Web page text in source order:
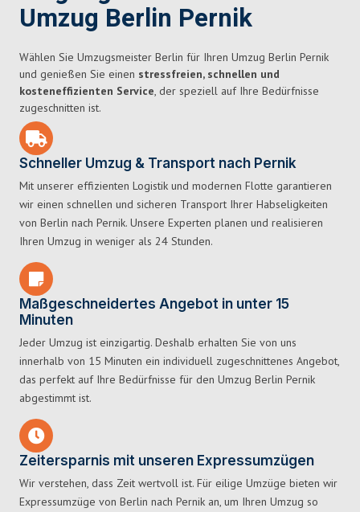
Umzug Berlin Pernik
Wählen Sie Umzugsmeister Berlin für Ihren Umzug Berlin Pernik
und genießen Sie einen stressfreien, schnellen und
kosteneffizienten Service, der speziell auf Ihre Bedürfnisse
zugeschnitten ist.
Schneller Umzug & Transport nach Pernik
Mit unserer effizienten Logistik und modernen Flotte garantieren
wir einen schnellen und sicheren Transport Ihrer Habseligkeiten
von Berlin nach Pernik. Unsere Experten planen und realisieren
Ihren Umzug in weniger als 24 Stunden.
Maßgeschneidertes Angebot in unter 15
Minuten
Jeder Umzug ist einzigartig. Deshalb erhalten Sie von uns
innerhalb von 15 Minuten ein individuell zugeschnittenes Angebot,
das perfekt auf Ihre Bedürfnisse für den Umzug Berlin Pernik
abgestimmt ist.
Zeitersparnis mit unseren Expressumzügen
Wir verstehen, dass Zeit wertvoll ist. Für eilige Umzüge bieten wir
Expressumzüge von Berlin nach Pernik an, um Ihren Umzug so